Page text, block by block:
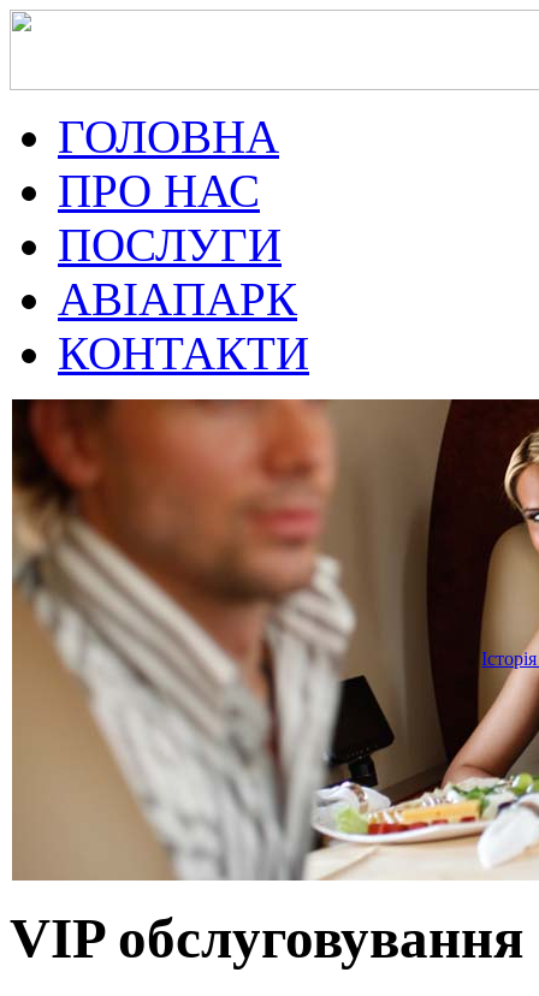
ГОЛОВНА
ПРО НАС
ПОСЛУГИ
АВІАПАРК
КОНТАКТИ
VIP обслуговування